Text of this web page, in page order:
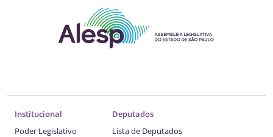
Institucional
Poder Legislativo
Deputados
Lista de Deputados